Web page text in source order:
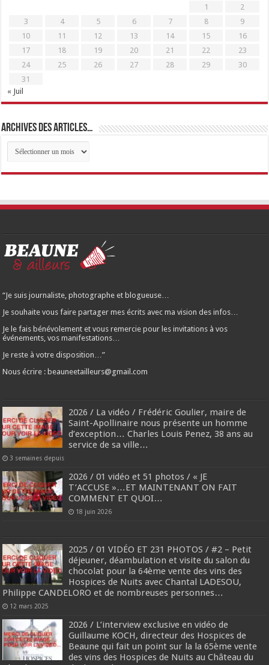
1
2
3
4 5 6 7 8
9
10
11 12 13 14 15
16
17
18 19 20 21 22
23
24
25 26 27 28 29
30
31
« Juil
Archives des articles…
Archives
des
articles…
“Je suis journaliste, photographe et blogueuse…
Je souhaite vous faire partager mes écrits avec ma vision des infos…
Je le fais bénévolement et vous remercie pour les invitations à vos
événements, vos manifestations…
Je reste à votre disposition…”
Nous écrire : beauneetailleurs@gmail.com
2026 / La vidéo / Frédéric Goulier, maire de
Saint-Apollinaire nous présente un homme
d’exception… Charles Louis Penez, 38 ans au
service de sa ville…
3 semaines depuis
2026 / 01 vidéo et 51 photos / « JE
T’ACCUSE »…ET MAINTENANT ON FAIT
COMMENT ET QUOI…
18 juin 2026
2025 / 01 VIDÉO ET 231 PHOTOS / #2 – Petit
déjeuner, déambulation et visite du salon du
chocolat pour la 64ème vente des vins des
Hospices de Nuits avec Chantal LADESOU,
Philippe CANDELORO et de nombreuses personnes…
12 mars 2025
2026 / L’interview exclusive en vidéo de
Guillaume KOCH, directeur des Hospices de
Beaune qui fait un point sur la la 65ème vente
des vins des Hospices de Nuits au Château du